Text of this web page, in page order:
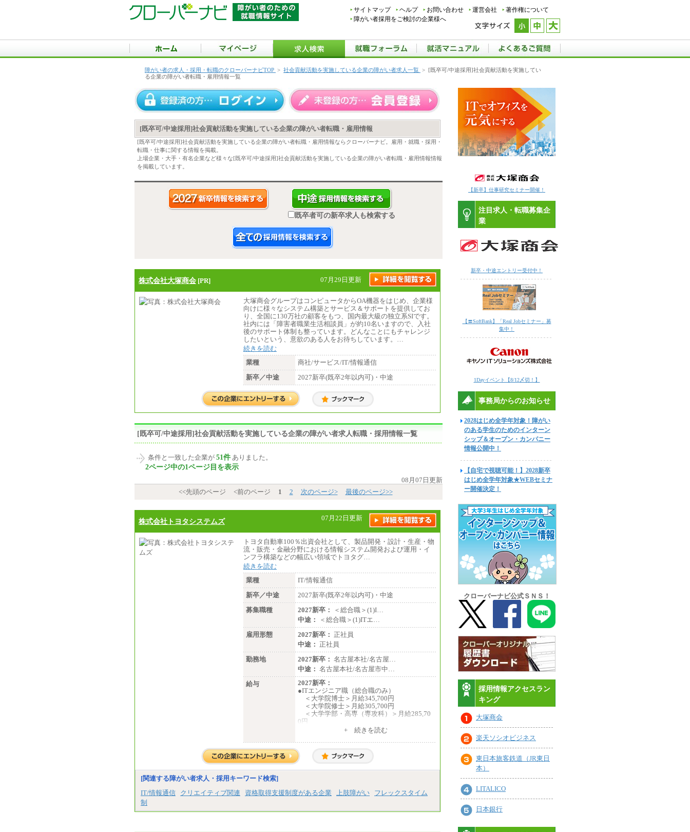
サイトマップ ヘルプ お問い合わせ 運営会社
著作権について
障がい者採用をご検討の企業様へ
障がい者の求人・採用・転職のクローバーナビTOP > 社会貢献活動を実施している企業の障がい者求人一覧 > [既卒可/中途採用]社会貢献活動を実施してい
る企業の障がい者転職・雇用情報一覧
[既卒可/中途採用]社会貢献活動を実施している企業の障がい者転職・雇用情報
[既卒可/中途採用]社会貢献活動を実施している企業の障がい者転職・雇用情報ならクローバーナビ。雇用・就職・採用・
転職・仕事に関する情報を掲載。
上場企業・大手・有名企業など様々な[既卒可/中途採用]社会貢献活動を実施している企業の障がい者転職・雇用情報情報
を掲載しています。
既卒者可の新卒求人も検索する
株式会社大塚商会 [PR] 07月29日更新
大塚商会グループはコンピュータからOA機器をはじめ、企業様
向けに様々なシステム構築とサービス＆サポートを提供してお
り、全国に130万社の顧客をもつ、国内最大級の独立系SIです。
社内には「障害者職業生活相談員」が約10名いますので、入社
後のサポート体制も整っています。どんなことにもチャレンジ
したいという、意欲のある人をお待ちしています。…
続きを読む
業種
商社/サービス/IT/情報通信
新卒／中途
2027新卒(既卒2年以内可)・中途
[既卒可/中途採用]社会貢献活動を実施している企業の障がい者求人転職・採用情報一覧
条件と一致した企業が 51件 ありました。
2ページ中の1ページ目を表示
08月07日更新
<<先頭のページ
<前のページ 1 2 次のページ> 最後のページ>>
株式会社トヨタシステムズ 07月22日更新
トヨタ自動車100％出資会社として、製品開発・設計・生産・物
流・販売・金融分野における情報システム開発および運用・イ
ンフラ構築などの幅広い領域でトヨタグ…
続きを読む
業種
IT/情報通信
新卒／中途
2027新卒(既卒2年以内可)・中途
募集職種
2027新卒：
＜総合職＞(1)I…
中途：
＜総合職＞(1)ITエ…
雇用形態
2027新卒： 正社員
中途： 正社員
勤務地
2027新卒： 名古屋本社/名古屋…
中途： 名古屋本社/名古屋市中…
給与
2027新卒：
●ITエンジニア職（総合職のみ）
＜大学院博士＞月給345,700円
＜大学院修士＞月給305,700円
＜大学学部・高専（専攻科）＞月給285,70
0円
＜高専・短大＞月給285,700円
●事務職（総合職／一般職）
＜大学院修士・博士＞月給：305,700円
（総合職）
職）／248,100円（一般職）
※試用期間中の条件変更：無
+ 続きを読む
[関連する障がい者求人・採用キーワード検索]
IT/情報通信
クリエイティブ関連 資格取得支援制度がある企業 上肢障がい
フレックスタイム
制
【新卒】仕事研究セミナー開催！
注目求人・転職募集企
業
新卒・中途エントリー受付中！
【〓SoftBank】「Real Jobセミナー」募
集中！
1Dayイベント【8/12〆切！】
事務局からのお知らせ
2028はじめ全学年対象！障がい
のある学生のためのインターン
シップ＆オープン・カンパニー
情報公開中！
【自宅で視聴可能！】2028新卒
はじめ全学年対象★WEBセミナ
ー開催決定！
クローバーナビ公式ＳＮＳ！
採用情報アクセスラン
キング
大塚商会
楽天ソシオビジネス
東日本旅客鉄道（JR東日
本）
LITALICO
日本銀行